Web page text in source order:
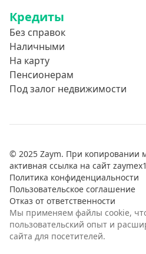
Кредиты
Без справок
Наличными
На карту
Пенсионерам
Под залог недвижимости
© 2025 Zaym. При копировании
активная ссылка на сайт
Политика конфиденциальности
Пользовательское соглашение
Отказ от ответственности
Мы применяем файлы cookie,
пользовательский опыт и
сайта для посетителей.